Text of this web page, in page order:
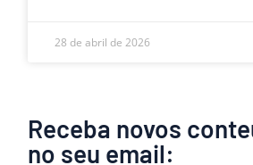
28 de abril de 2026
Receba novos
no seu email: